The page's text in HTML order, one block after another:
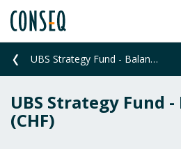
UBS Strategy Fund - Balanced P (CHF)
UBS Strategy Fund -
(CHF)